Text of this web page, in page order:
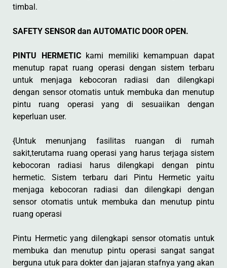
timbal.
SAFETY SENSOR dan AUTOMATIC DOOR OPEN.
PINTU HERMETICkami memiliki kemampuan dapat
menutup rapat ruang operasi dengan sistem terbaru
untuk menjaga kebocoran radiasi dan dilengkapi
dengan sensor otomatis untuk membuka dan menutup
pintu ruang operasi yang di sesuaiikan dengan
keperluan user.
{Untuk menunjang fasilitas ruangan di rumah
sakit,terutama ruang operasi yang harus terjaga sistem
kebocoran radiasi harus dilengkapi dengan pintu
hermetic. Sistem terbaru dari Pintu Hermetic yaitu
menjaga kebocoran radiasi dan dilengkapi dengan
sensor otomatis untuk membuka dan menutup pintu
ruang operasi
Pintu Hermetic yang dilengkapi sensor otomatis untuk
membuka dan menutup pintu operasi sangat sangat
berguna utuk para dokter dan jajaran stafnya yang akan